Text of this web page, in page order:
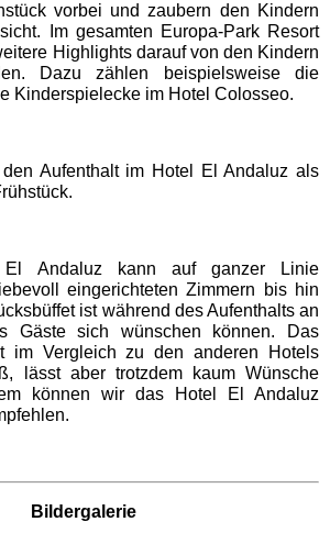
vorbei und zaubern den Kindern
Im gesamten Europa-Park Resort
Highlights darauf von den Kindern
Dazu zählen beispielsweise die
Kinderspielecke im Hotel Colosseo.
Aufenthalt im Hotel El Andaluz als
Andaluz kann auf ganzer Linie
eingerichteten Zimmern bis hin
ist während des Aufenthalts an
Gäste sich wünschen können. Das
im Vergleich zu den anderen Hotels
lässt aber trotzdem kaum Wünsche
können wir das Hotel El Andaluz
Bildergalerie